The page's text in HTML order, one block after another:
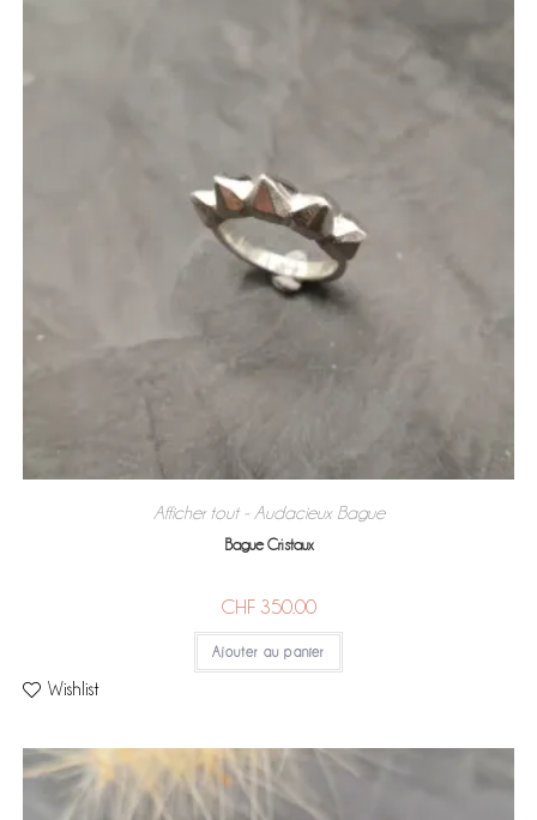
Afficher tout - Audacieux, Bague
Bague Cristaux
CHF 350.00
Ajouter au panier
Wishlist